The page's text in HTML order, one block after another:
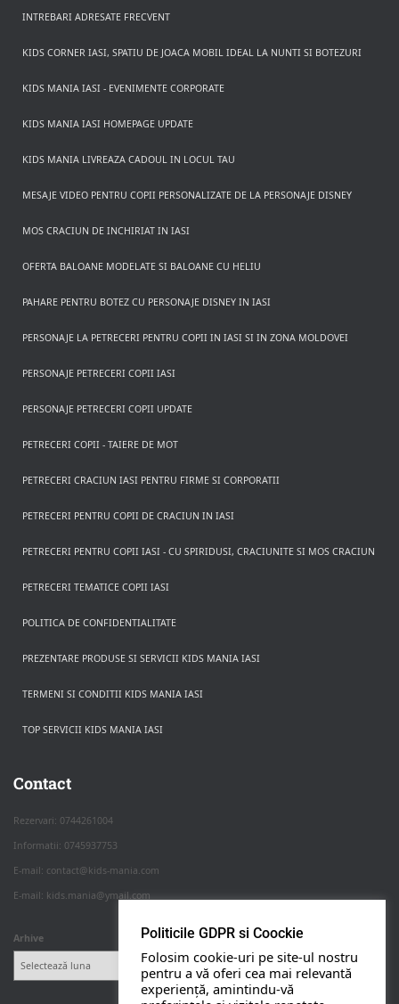
INTREBARI ADRESATE FRECVENT
KIDS CORNER IASI, SPATIU DE JOACA MOBIL IDEAL LA NUNTI SI BOTEZURI
KIDS MANIA IASI - EVENIMENTE CORPORATE
KIDS MANIA IASI HOMEPAGE UPDATE
KIDS MANIA LIVREAZA CADOUL IN LOCUL TAU
MESAJE VIDEO PENTRU COPII PERSONALIZATE DE LA PERSONAJE DISNEY
MOS CRACIUN DE INCHIRIAT IN IASI
OFERTA BALOANE MODELATE SI BALOANE CU HELIU
PAHARE PENTRU BOTEZ CU PERSONAJE DISNEY IN IASI
PERSONAJE LA PETRECERI PENTRU COPII IN IASI SI IN ZONA MOLDOVEI
PERSONAJE PETRECERI COPII IASI
PERSONAJE PETRECERI COPII UPDATE
PETRECERI COPII - TAIERE DE MOT
PETRECERI CRACIUN IASI PENTRU FIRME SI CORPORATII
PETRECERI PENTRU COPII DE CRACIUN IN IASI
PETRECERI PENTRU COPII IASI - CU SPIRIDUSI, CRACIUNITE SI MOS CRACIUN
PETRECERI TEMATICE COPII IASI
POLITICA DE CONFIDENTIALITATE
PREZENTARE PRODUSE SI SERVICII KIDS MANIA IASI
TERMENI SI CONDITII KIDS MANIA IASI
TOP SERVICII KIDS MANIA IASI
Contact
Rezervari: 0744261004
Informatii: 0745937753
E-mail: contact@kids-mania.com
E-mail: kids.mania@ymail.com
Arhive Politicile GDPR si Coockie
Folosim cookie-uri pe site-ul nostru
pentru a vă oferi cea mai relevantă
experiență, amintindu-vă
Apasa pe o categorie ca sa vezi serviciile.
PETRECERI COPII
NUNTA